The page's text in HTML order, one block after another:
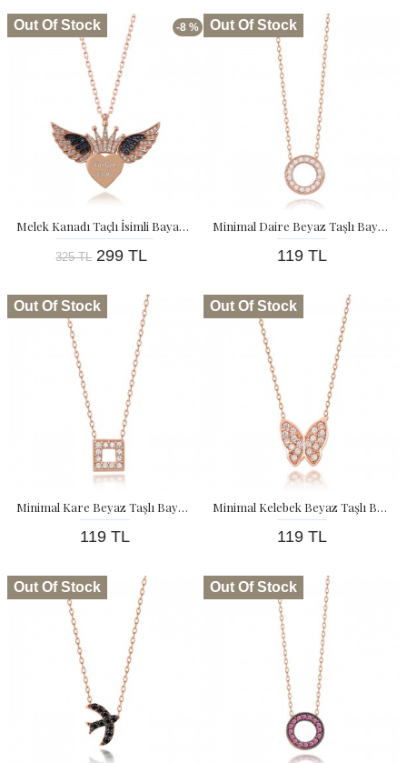
-8 %
Out Of Stock
Melek Kanadı Taçlı İsimli Bayan Gümüş Kolye
325 TL 299 TL
Out Of Stock
Minimal Daire Beyaz Taşlı Bayan Gümüş Kolye
119 TL
Out Of Stock
Minimal Kare Beyaz Taşlı Bayan Gümüş Kolye
119 TL
Out Of Stock
Minimal Kelebek Beyaz Taşlı Bayan Gümüş Kolye
119 TL
Out Of Stock Out Of Stock